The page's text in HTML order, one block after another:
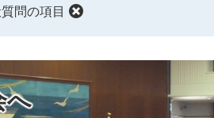
問の項目
へ